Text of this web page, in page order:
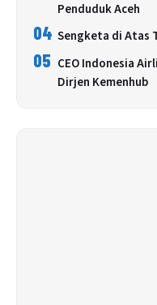
Penduduk Aceh
04 Sengketa di Atas
05 CEO Indonesia
Dirjen Kemenhub